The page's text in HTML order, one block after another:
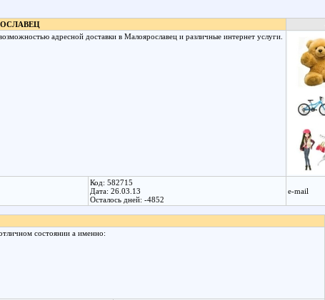
адресной доставки в Малоярославец и различные интернет услуги.
Код: 582715
Дата: 26.03.13
Осталось дней: -4852
e-mail
состоянии а именно: